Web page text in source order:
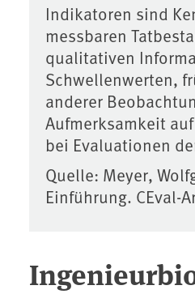
Indikatoren sind
messbaren
qualitativen
Schwellenwerten,
anderer
Aufmerksamkeit
bei Evaluationen
Quelle: Meyer,
Einführung. CEval-